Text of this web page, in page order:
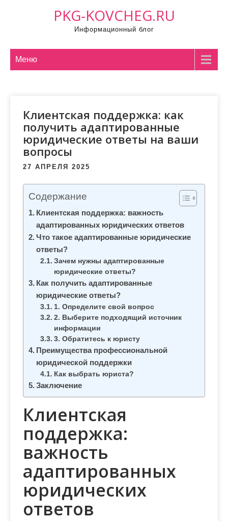
PKG-KOVCHEG.RU
Информационный блог
Меню
Клиентская поддержка: как
получить адаптированные
юридические ответы на ваши
вопросы
27 АПРЕЛЯ 2025
Содержание
Клиентская поддержка: важность
адаптированных юридических ответов
Что такое адаптированные юридические
ответы?
Зачем нужны адаптированные
юридические ответы?
Как получить адаптированные
юридические ответы?
1. Определите свой вопрос
2. Выберите подходящий источник
информации
3. Обратитесь к юристу
Преимущества профессиональной
юридической поддержки
Как выбрать юриста?
Заключение
Клиентская
поддержка:
важность
адаптированных
юридических
ответов